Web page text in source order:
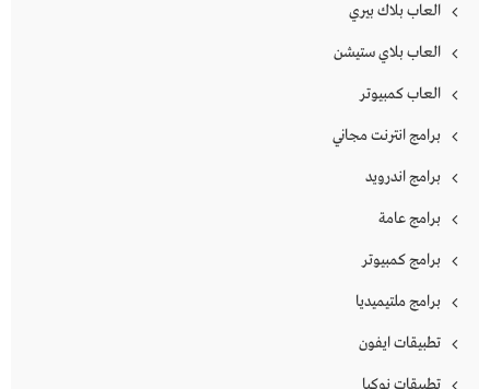
العاب بلاك بيري
العاب بلاي ستيشن
العاب كمبيوتر
برامج انترنت مجاني
برامج اندرويد
برامج عامة
برامج كمبيوتر
برامج ملتيميديا
تطبيقات ايفون